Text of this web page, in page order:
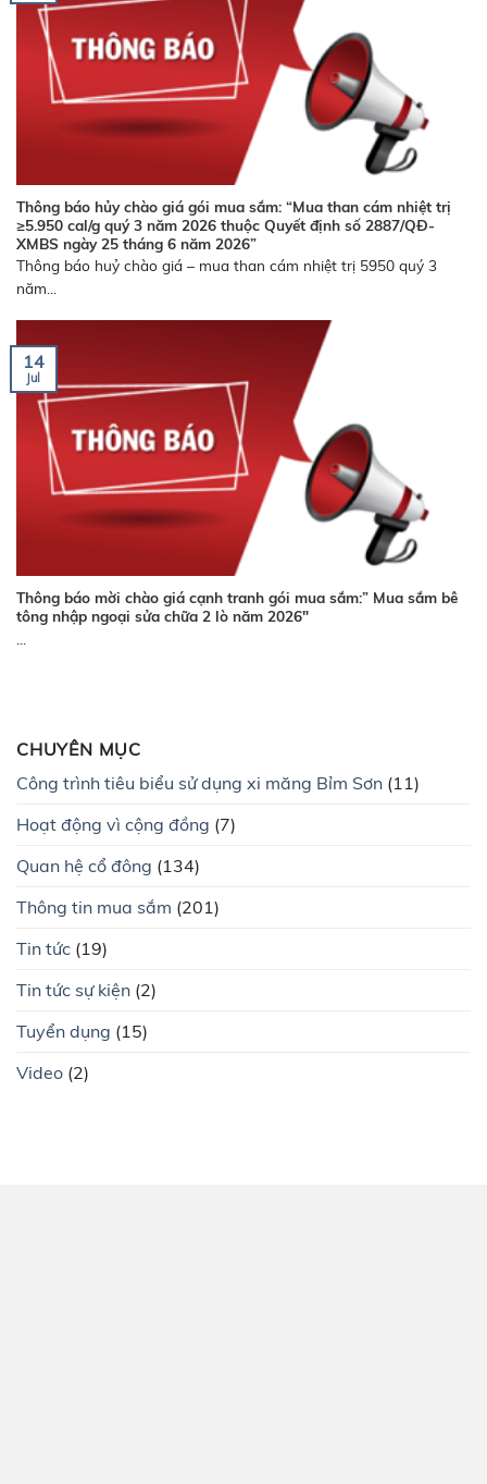
Thông báo hủy chào giá gói mua sắm: “Mua than cám nhiệt trị
≥5.950 cal/g quý 3 năm 2026 thuộc Quyết định số 2887/QĐ-
XMBS ngày 25 tháng 6 năm 2026”
Thông báo huỷ chào giá – mua than cám nhiệt trị 5950 quý 3
năm...
Thông báo mời chào giá cạnh tranh gói mua sắm:” Mua sắm bê
tông nhập ngoại sửa chữa 2 lò năm 2026″
14
Jul
CHUYÊN MỤC
Công trình tiêu biểu sử dụng xi măng Bỉm Sơn (11)
Hoạt động vì cộng đồng (7)
Quan hệ cổ đông (134)
Thông tin mua sắm (201)
Tin tức (19)
Tin tức sự kiện (2)
Tuyển dụng (15)
Video (2)